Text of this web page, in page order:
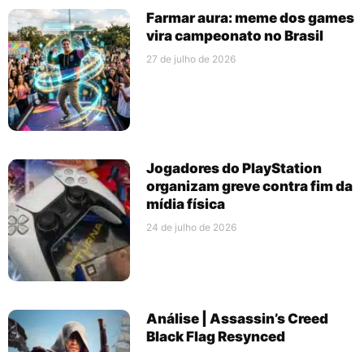
Farmar aura: meme dos games
vira campeonato no Brasil
27 de julho de 2026
Jogadores do PlayStation
organizam greve contra fim da
mídia física
24 de julho de 2026
Análise | Assassin’s Creed
Black Flag Resynced